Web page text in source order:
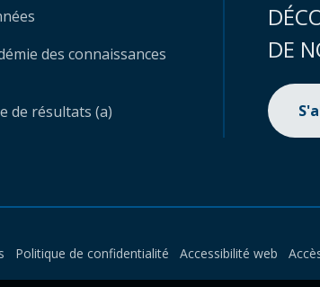
des connaissances
de résultats (a)
DE
Politique de confidentialité Accessibilité web